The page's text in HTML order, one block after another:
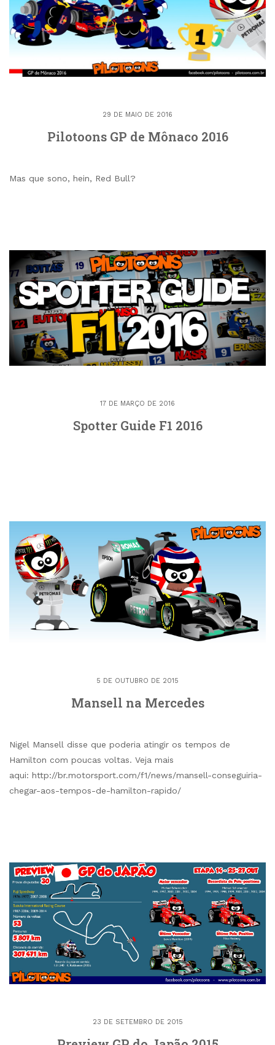
29 DE MAIO DE 2016
Pilotoons GP de Mônaco 2016
Mas que sono, hein, Red Bull?
17 DE MARÇO DE 2016
Spotter Guide F1 2016
5 DE OUTUBRO DE 2015
Mansell na Mercedes
Nigel Mansell disse que poderia atingir os tempos de
Hamilton com poucas voltas. Veja mais
aqui: http://br.motorsport.com/f1/news/mansell-conseguiria-
chegar-aos-tempos-de-hamilton-rapido/
23 DE SETEMBRO DE 2015